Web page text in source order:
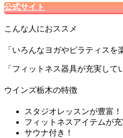
公式サイト
こんな人におススメ
「いろんなヨガやピラティスを
「フィットネス器具が充実して
ウインズ栃木の特徴
スタジオレッスンが豊富！
フィットネスアイテムが充
サウナ付き！